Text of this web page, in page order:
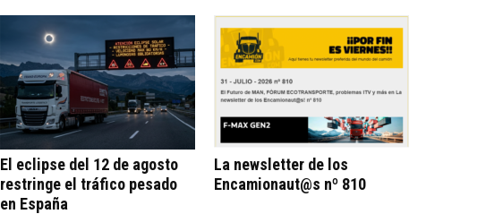
El eclipse del 12 de agosto
restringe el tráfico pesado
en España
La newsletter de los
Encamionaut@s nº 810